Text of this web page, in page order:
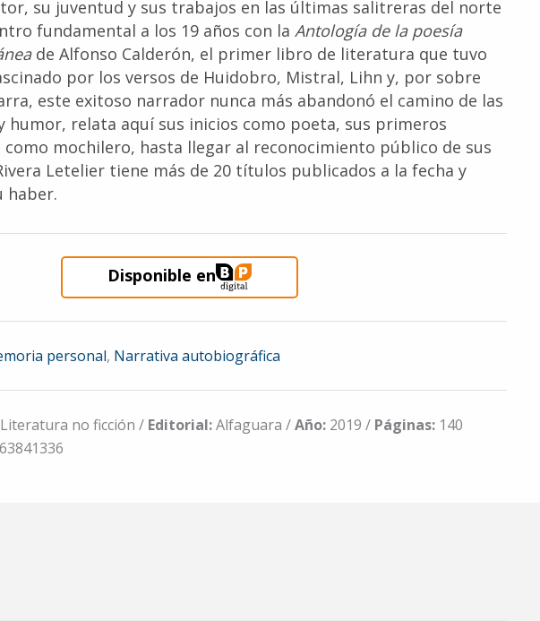
su juventud y sus trabajos en las últimas salitreras del norte
fundamental a los 19 años con laAntología de la poesía
de Alfonso Calderón, el primer libro de literatura que tuvo
por los versos de Huidobro, Mistral, Lihn y, por sobre
este exitoso narrador nunca más abandonó el camino de las
humor, relata aquí sus inicios como poeta, sus primeros
como mochilero, hasta llegar al reconocimiento público de sus
Letelier tiene más de 20 títulos publicados a la fecha y
haber.
Disponible en
personal, Narrativa autobiográfica
Literatura no ficción / Editorial:Alfaguara /Año: 2019 / Páginas: 140